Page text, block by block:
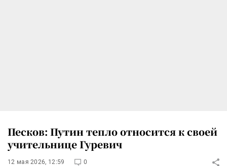
Песков: Путин тепло относится к своей
учительнице Гуревич
12 мая 2026, 12:59 0